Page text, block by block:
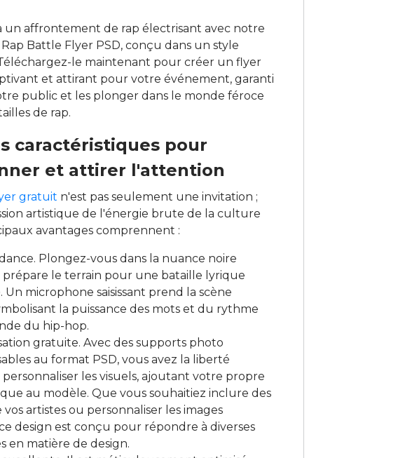
un affrontement de rap électrisant avec notre
Battle Flyer PSD, conçu dans un style
le maintenant pour créer un flyer
et attirant pour votre événement, garanti
public et les plonger dans le monde féroce
de rap.
caractéristiques pour
et attirer l'attention
gratuit n'est pas seulement une invitation ;
artistique de l'énergie brute de la culture
avantages comprennent :
Plongez-vous dans la nuance noire
prépare le terrain pour une bataille lyrique
Un microphone saisissant prend la scène
la puissance des mots et du rythme
du hip-hop.
gratuite. Avec des supports photo
au format PSD, vous avez la liberté
les visuels, ajoutant votre propre
au modèle. Que vous souhaitiez inclure des
artistes ou personnaliser les images
design est conçu pour répondre à diverses
en matière de design.